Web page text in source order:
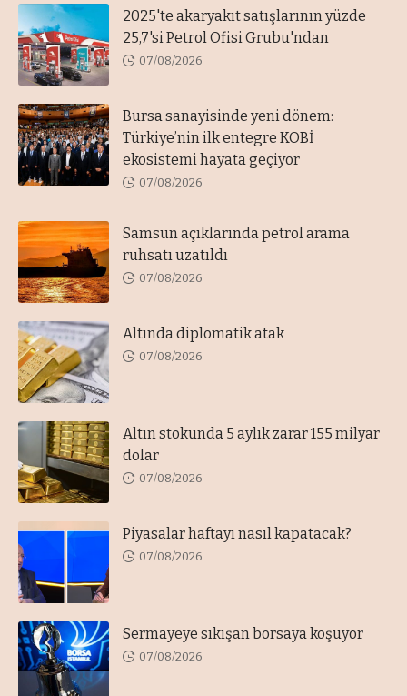
2025'te akaryakıt satışlarının yüzde
25,7'si Petrol Ofisi Grubu'ndan
07/08/2026
Bursa sanayisinde yeni dönem:
Türkiye’nin ilk entegre KOBİ
ekosistemi hayata geçiyor
07/08/2026
Samsun açıklarında petrol arama
ruhsatı uzatıldı
07/08/2026
Altında diplomatik atak
07/08/2026
Altın stokunda 5 aylık zarar 155 milyar
dolar
07/08/2026
Piyasalar haftayı nasıl kapatacak?
07/08/2026
Sermayeye sıkışan borsaya koşuyor
07/08/2026